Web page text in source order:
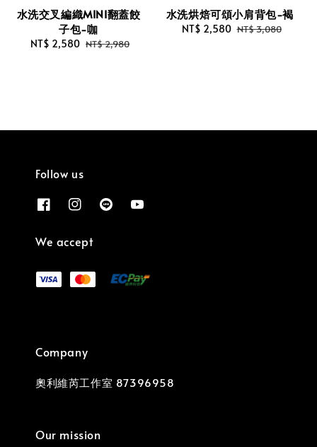
水洗交叉編織MINI翻蓋餃
子包-咖
Sale
NT$ 2,580 Regular
NT$ 2,980
水洗烘焙可頌小肩背包-褐
Sale
NT$ 2,580 Regular
NT$ 3,080
Follow us
We accept
Company
奧利維芮工作室 87396958
Our mission